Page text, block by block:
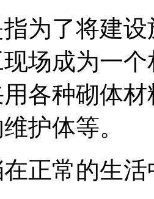
为了将建
场成为一
各种砌体
护体等。
正常的生